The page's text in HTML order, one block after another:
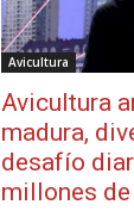
Avicultura
Avicultura
madura,
desafío
millones